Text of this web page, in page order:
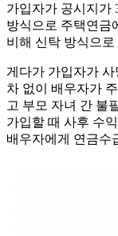
가입자가 공시지가
방식으로 주택연금
비해 신탁 방식으
게다가 가입자가
차 없이 배우자가
고 부모 자녀 간 불
가입할 때 사후 수
배우자에게 연금수